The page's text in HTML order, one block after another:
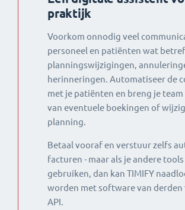
praktijk
Voorkom onnodig veel
personeel en patiënten wat
planningswijzigingen,
herinneringen. Automatiseer de
met je patiënten en breng je
van eventuele boekingen of
planning.
Betaal vooraf en verstuur zelfs
facturen - maar als je andere
gebruiken, dan kan TIMIFY
worden met software van derden
API.